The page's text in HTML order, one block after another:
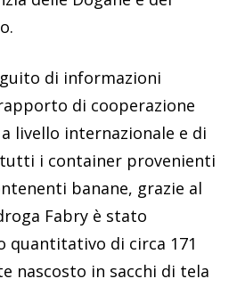
di informazioni
di cooperazione
livello internazionale e di
i container provenienti
banane, grazie al
Fabry è stato
quantitativo di circa 171
nascosto in sacchi di tela